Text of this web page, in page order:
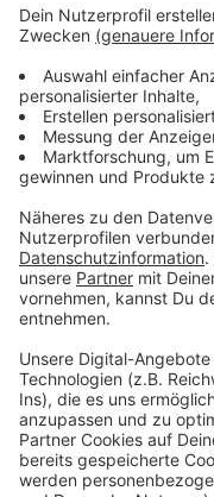
Daten
Nutzung
powered
Selena Gomez -
Anzeige